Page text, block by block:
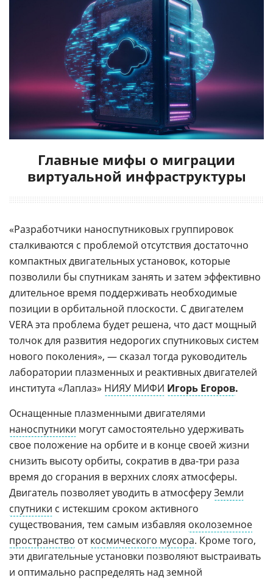
Главные мифы о миграции
виртуальной инфраструктуры
«Разработчики наноспутниковых группировок
сталкиваются с проблемой отсутствия достаточно
компактных двигательных установок, которые
позволили бы спутникам занять и затем эффективно
длительное время поддерживать необходимые
позиции в орбитальной плоскости. С двигателем
VERA эта проблема будет решена, что даст мощный
толчок для развития недорогих спутниковых систем
нового поколения», — сказал тогда руководитель
лаборатории плазменных и реактивных двигателей
института «Лаплаз» НИЯУ МИФИ Игорь Егоров.
Оснащенные плазменными двигателями
наноспутники могут самостоятельно удерживать
свое положение на орбите и в конце своей жизни
снизить высоту орбиты, сократив в два-три раза
время до сгорания в верхних слоях атмосферы.
Двигатель позволяет уводить в атмосферуЗемли
спутники с истекшим сроком активного
существования, тем самым избавляя околоземное
пространство откосмического мусора. Кроме того,
эти двигательные установки позволяют выстраивать
и оптимально распределять над земной